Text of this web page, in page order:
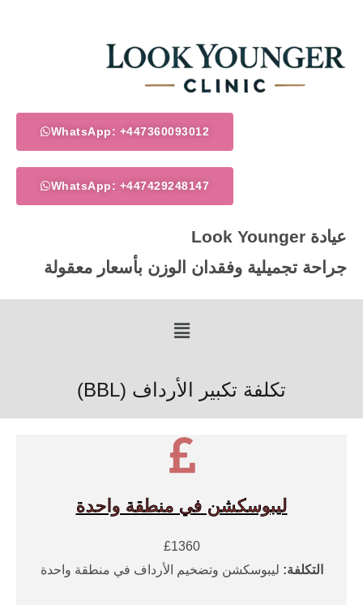
المحتوى
WhatsApp: +447360093012
WhatsApp: +447429248147
عيادة Look Younger
جراحة تجميلية وفقدان الوزن بأسعار معقولة
Menu
تكلفة تكبير الأرداف (BBL)
ليبوسكشن في منطقة واحدة
£1360
التكلفة: ليبوسكشن وتضخيم الأرداف في منطقة واحدة